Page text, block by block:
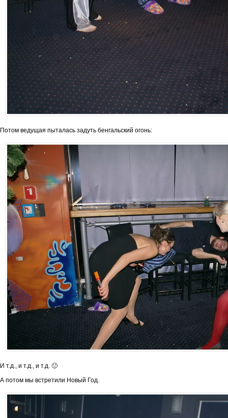
Потом ведущая пыталась задуть бенгальский огонь:
И т.д., и т.д., и т.д. 🙂
А потом мы встретили Новый Год.